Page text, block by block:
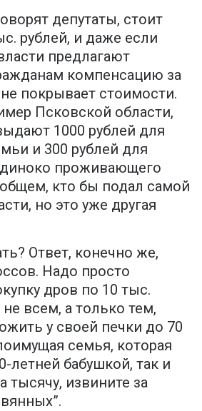
депутаты, стоит
рублей, и даже если
предлагают
компенсацию за
не покрывает стоимости.
Псковской области,
1000 рублей для
и 300 рублей для
проживающего
кто бы подал самой
но это уже другая
Ответ, конечно же,
Надо просто
дров по 10 тыс.
всем, а только тем,
у своей печки до 70
семья, которая
летней бабушкой, так и
тысячу, извините за